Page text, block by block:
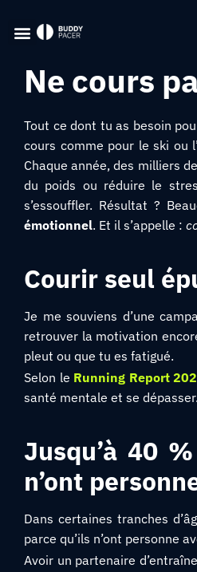
Ne cours
Tout ce dont tu as besoin
cours comme pour le ski ou
Chaque année, des milliers
du poids ou réduire le
s’essouffler. Résultat ?
émotionnel. Et il s’appelle :
Courir seul
Je me souviens d’une
retrouver la motivation
pleut ou que tu es fatigué.
Selon le Running Report
santé mentale et se
Jusqu’à 40
n’ont
Dans certaines tranches
parce qu’ils n’ont personne
Avoir un partenaire